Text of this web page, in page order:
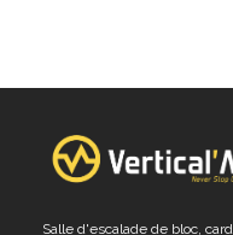
Salle d'escalade de bloc,